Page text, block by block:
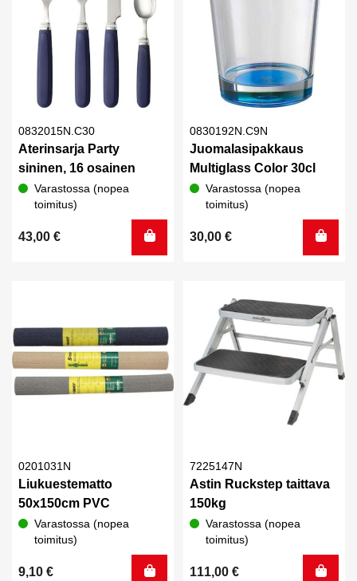
0832015N.C30
Aterinsarja Party
sininen, 16 osainen
Varastossa (nopea
toimitus)
43,00 €
0830192N.C9N
Juomalasipakkaus
Multiglass Color 30cl
Varastossa (nopea
toimitus)
30,00 €
0201031N
Liukuestematto
50x150cm PVC
Varastossa (nopea
toimitus)
9,10 €
7225147N
Astin Ruckstep taittava
150kg
Varastossa (nopea
toimitus)
111,00 €